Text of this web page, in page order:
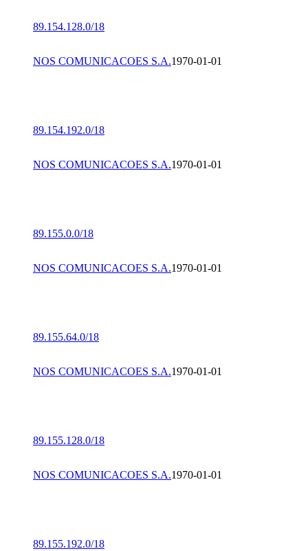
89.154.128.0/18
NOS COMUNICACOES S.A.1970-01-01
89.154.192.0/18
NOS COMUNICACOES S.A.1970-01-01
89.155.0.0/18
NOS COMUNICACOES S.A.1970-01-01
89.155.64.0/18
NOS COMUNICACOES S.A.1970-01-01
89.155.128.0/18
NOS COMUNICACOES S.A.1970-01-01
89.155.192.0/18